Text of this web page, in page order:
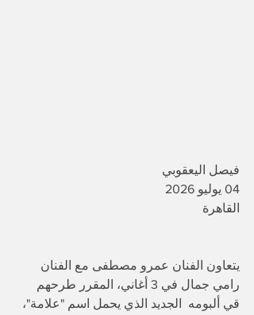
فيصل اليعقوبي
04 يوليو 2026
القاهرة
يتعاون الفنان عمرو مصطفى مع الفنان
رامي جمال في 3 أغاني، المقرر طرحهم
قي ألبومه  الجديد الذي يحمل اسم "علامة"،